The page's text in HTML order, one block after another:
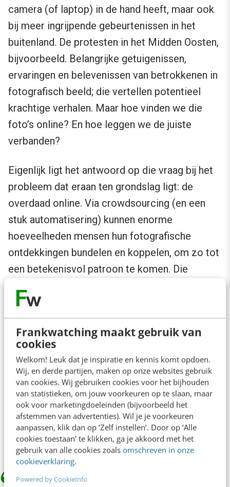
Frankwatching maakt gebruik van
cookies
Welkom! Leuk dat je inspiratie en kennis komt opdoen.
Wij, en derde partijen, maken op onze websites gebruik
van cookies. Wij gebruiken cookies voor het bijhouden
van statistieken, om jouw voorkeuren op te slaan, maar
ook voor marketingdoeleinden (bijvoorbeeld het
afstemmen van advertenties). Wil je je voorkeuren
aanpassen, klik dan op ‘Zelf instellen’. Door op ‘Alle
cookies toestaan’ te klikken, ga je akkoord met het
gebruik van alle cookies zoals omschreven in onze
cookieverklaring.
Powered by CookieInfo
camera (of laptop) in de hand heeft, maar ook
bij meer ingrijpende gebeurtenissen in het
buitenland. De protesten in het Midden Oosten,
bijvoorbeeld. Belangrijke getuigenissen,
ervaringen en belevenissen van betrokkenen in
fotografisch beeld; die vertellen potentieel
krachtige verhalen. Maar hoe vinden we die
foto’s online? En hoe leggen we de juiste
verbanden?
Eigenlijk ligt het antwoord op die vraag bij het
probleem dat eraan ten grondslag ligt: de
overdaad online. Via crowdsourcing (en een
stuk automatisering) kunnen enorme
hoeveelheden mensen hun fotografische
ontdekkingen bundelen en koppelen, om zo tot
een betekenisvol patroon te komen. Die
kun je bijhouden via
recente en relevante beelden inhoudelijk
gegroepeerd zijn, zodat ieder verhaal de kans
krijgt verteld te worden. De online community
als een groot brein dat patronen herkent en
verhalen maakt van alle brokstukken die het
tegen komt. Het lijkt een nieuwe manier van
storytelling: de vertellers en het publiek
gezamenlijk het verhaal laten ontdekken.